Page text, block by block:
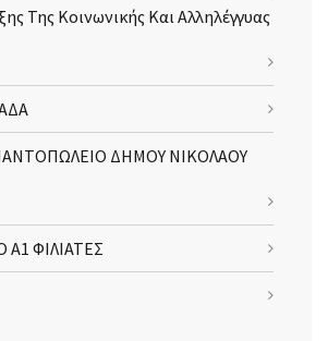
Της Κοινωνικής Και Αλληλέγγυας
ΔΗΜΟΥ ΝΙΚΟΛΑΟΥ
ΦΙΛΙΑΤΕΣ